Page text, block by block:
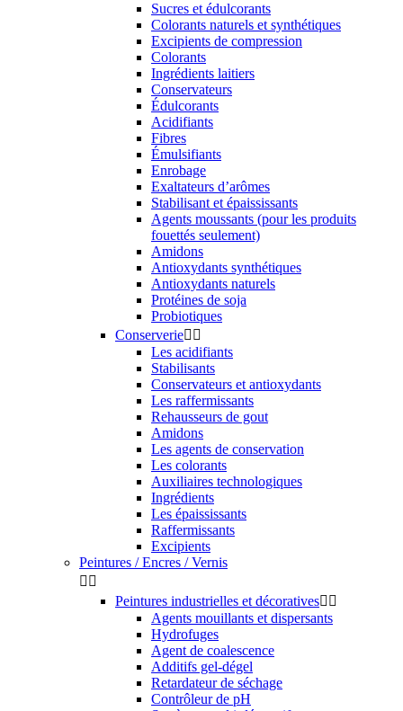
Sucres et édulcorants
Colorants naturels et synthétiques
Excipients de compression
Colorants
Ingrédients laitiers
Conservateurs
Édulcorants
Acidifiants
Fibres
Émulsifiants
Enrobage
Exaltateurs d’arômes
Stabilisant et épaississants
Agents moussants (pour les produits
fouettés seulement)
Amidons
Antioxydants synthétiques
Antioxydants naturels
Protéines de soja
Probiotiques
Conserverie 
Les acidifiants
Stabilisants
Conservateurs et antioxydants
Les raffermissants
Rehausseurs de gout
Amidons
Les agents de conservation
Les colorants
Auxiliaires technologiques
Ingrédients
Les épaississants
Raffermissants
Excipients
Peintures / Encres / Vernis
 
Peintures industrielles et décoratives 
Agents mouillants et dispersants
Hydrofuges
Agent de coalescence
Additifs gel-dégel
Retardateur de séchage
Contrôleur de pH